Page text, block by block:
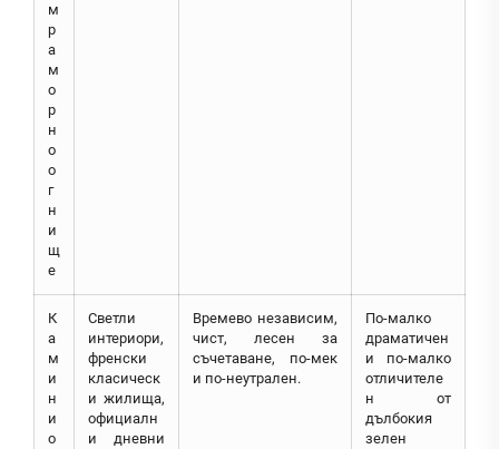
м
р
а
м
о
р
н
о
о
г
н
и
щ
е
К
а
м
и
н
и
о
Светли
интериори,
френски
класическ
и жилища,
официалн
и дневни
Времево независим,
чист, лесен за
съчетаване, по-мек
и по-неутрален.
По-малко
драматичен
и по-малко
отличителе
н от
дълбокия
зелен